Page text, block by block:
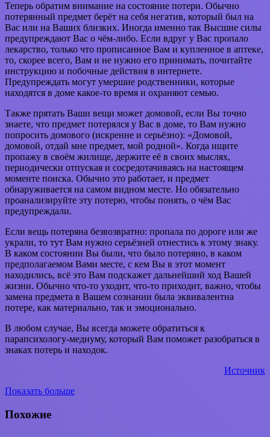
Теперь обратим внимание на состояние потери. Обычно
потерянный предмет берёт на себя негатив, который был на
Вас или на Ваших близких. Иногда именно так Высшие силы
предупреждают Вас о чём-либо. Если вдруг у Вас пропало
лекарство, только что прописанное Вам и купленное в аптеке,
то, скорее всего, Вам и не нужно его принимать, почитайте
инструкцию и побочные действия в интернете.
Предупреждать могут умершие родственники, которые
находятся в доме какое-то время и охраняют семью.
Также прятать Ваши вещи может домовой, если Вы точно
знаете, что предмет потерялся у Вас в доме, то Вам нужно
попросить домового (искренне и серьёзно): «Домовой,
домовой, отдай мне предмет, мой родной». Когда ищите
пропажу в своём жилище, держите её в своих мыслях,
периодически отпуская и сосредотачиваясь на настоящем
моменте поиска. Обычно это работает, и предмет
обнаруживается на самом видном месте. Но обязательно
проанализируйте эту потерю, чтобы понять, о чём Вас
предупреждали.
Если вещь потеряна безвозвратно: пропала по дороге или же
украли, то тут Вам нужно серьёзней отнестись к этому знаку.
В каком состоянии Вы были, что было потеряно, в каком
предполагаемом Вами месте, с кем Вы в этот момент
находились, всё это Вам подскажет дальнейший ход Вашей
жизни. Обычно что-то уходит, что-то приходит, важно, чтобы
замена предмета в Вашем сознании была эквивалентна
потере, как материально, так и эмоционально.
В любом случае, Вы всегда можете обратиться к
парапсихологу-медиуму, который Вам поможет разобраться в
знаках потерь и находок.
Источник
Показать больше
через
Похожие